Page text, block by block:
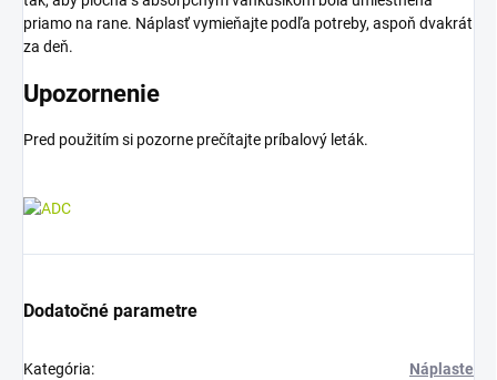
priamo na rane. Náplasť vymieňajte podľa potreby, aspoň dvakrát
za deň.
Upozornenie
Pred použitím si pozorne prečítajte príbalový leták.
Dodatočné parametre
Kategória: Náplaste